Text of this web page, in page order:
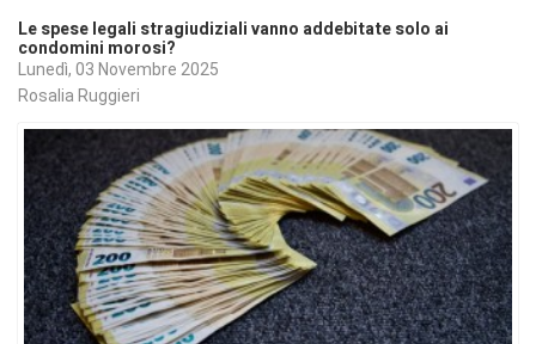
Le spese legali stragiudiziali vanno addebitate solo ai
condomini morosi?
Lunedì, 03 Novembre 2025
Rosalia Ruggieri